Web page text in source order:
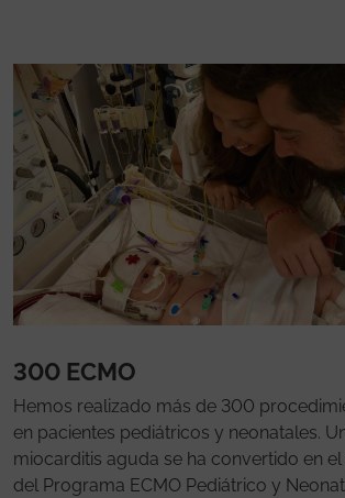
300 ECMO
Hemos realizado más de 300
en pacientes pediátricos y neonatales.
miocarditis aguda se ha convertido en
del Programa ECMO Pediátrico y